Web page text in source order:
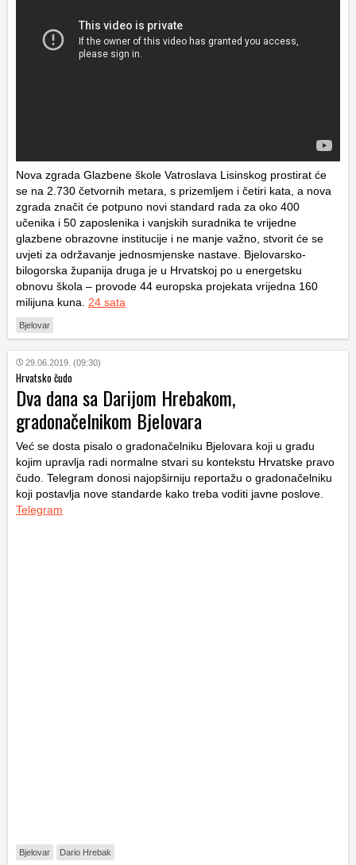
Nova zgrada Glazbene škole Vatroslava Lisinskog prostirat će
se na 2.730 četvornih metara, s prizemljem i četiri kata, a nova
zgrada značit će potpuno novi standard rada za oko 400
učenika i 50 zaposlenika i vanjskih suradnika te vrijedne
glazbene obrazovne institucije i ne manje važno, stvorit će se
uvjeti za održavanje jednosmjenske nastave. Bjelovarsko-
bilogorska županija druga je u Hrvatskoj po u energetsku
obnovu škola – provode 44 europska projekata vrijedna 160
milijuna kuna. 24 sata
Bjelovar
29.06.2019. (09:30)
Hrvatsko čudo
Dva dana sa Darijom Hrebakom,
gradonačelnikom Bjelovara
Već se dosta pisalo o gradonačelniku Bjelovara koji u gradu
kojim upravlja radi normalne stvari su kontekstu Hrvatske pravo
čudo. Telegram donosi najopširniju reportažu o gradonačelniku
koji postavlja nove standarde kako treba voditi javne poslove.
Telegram
Bjelovar Dario Hrebak